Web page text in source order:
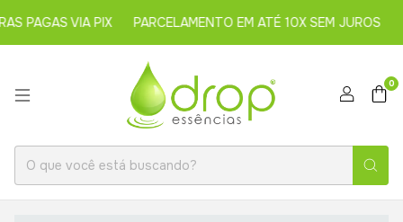
PAGAS VIA PIX PARCELAMENTO EM ATÉ 10X SEM JUROS
0